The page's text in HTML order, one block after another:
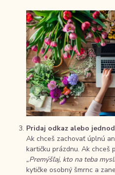
Pridaj odkaz alebo
Ak chceš zachovať úplnú
kartičku prázdnu. Ak chceš
„Premýšľaj, kto na teba
kytičke osobný šmrnc a